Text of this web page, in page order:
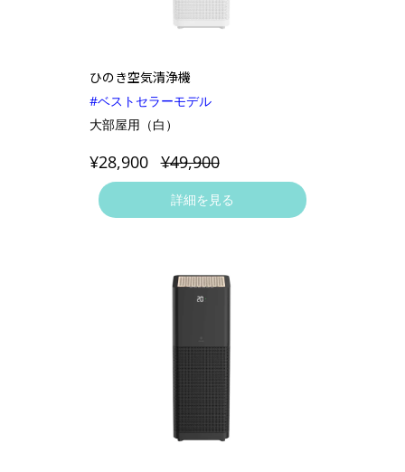
ひのき空気清浄機
#ベストセラーモデル
大部屋用（白）
¥28,900 ¥49,900
詳細を見る